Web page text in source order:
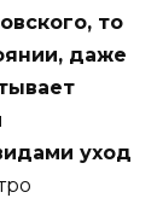
то
даже
уход